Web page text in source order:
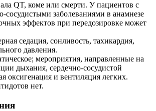
QT, коме или смерти. У пациентов с
сосудистыми заболеваниями в анамнезе
эффектов при передозировке может
седация, сонливость, тахикардия,
давления.
мероприятия, направленные на
дыхания, сердечно-сосудистой
оксигенация и вентиляция легких.
нет.